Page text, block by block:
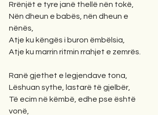
Rrënjët e tyre janë thellë nën tokë,
Nën dheun e babës, nën dheun e
nënës,
Atje ku këngës i buron ëmbëlsia,
Atje ku marrin ritmin rrahjet e zemrës.
Ranë gjethet e legjendave tona,
Lëshuan sythe, lastarë të gjelbër,
Të ecim në këmbë, edhe pse është
vonë,